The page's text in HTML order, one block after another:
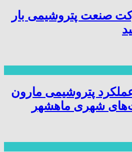
صنعت پتروشیمی بار
پتروشیمی مارون
شهری ماهشهر